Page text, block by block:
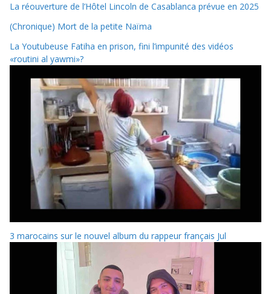
La réouverture de l’Hôtel Lincoln de Casablanca prévue en 2025
(Chronique) Mort de la petite Naïma
La Youtubeuse Fatiha en prison, fini l’impunité des vidéos
«routini al yawmi»?
3 marocains sur le nouvel album du rappeur français Jul